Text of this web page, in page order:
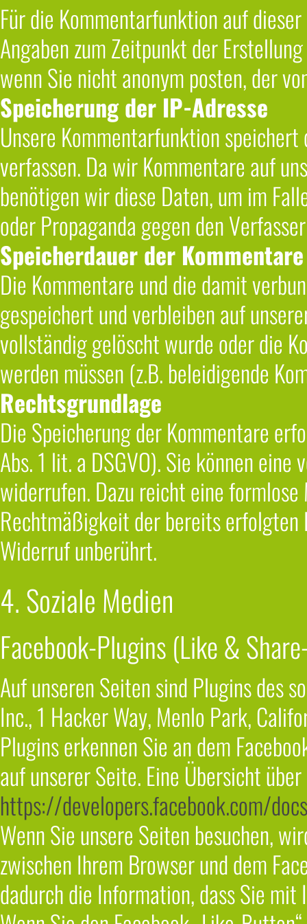
Für die Kommentarfunktion auf
Angaben zum Zeitpunkt der
wenn Sie nicht anonym posten, der
Speicherung der IP-Adresse
Unsere Kommentarfunktion
verfassen. Da wir Kommentare auf
benötigen wir diese Daten, um im
oder Propaganda gegen den
Speicherdauer der Kommentare
Die Kommentare und die damit
gespeichert und verbleiben auf
vollständig gelöscht wurde oder die
werden müssen (z.B. beleidigende
Rechtsgrundlage
Die Speicherung der Kommentare
Abs. 1 lit. a DSGVO). Sie können
widerrufen. Dazu reicht eine
Rechtmäßigkeit der bereits
Widerruf unberührt.
4. Soziale Medien
Facebook-Plugins (Like &
Auf unseren Seiten sind Plugins des
Inc., 1 Hacker Way, Menlo Park,
Plugins erkennen Sie an dem
auf unserer Seite. Eine Übersicht
https://developers.facebook.com/
Wenn Sie unsere Seiten besuchen,
zwischen Ihrem Browser und dem
dadurch die Information, dass Sie